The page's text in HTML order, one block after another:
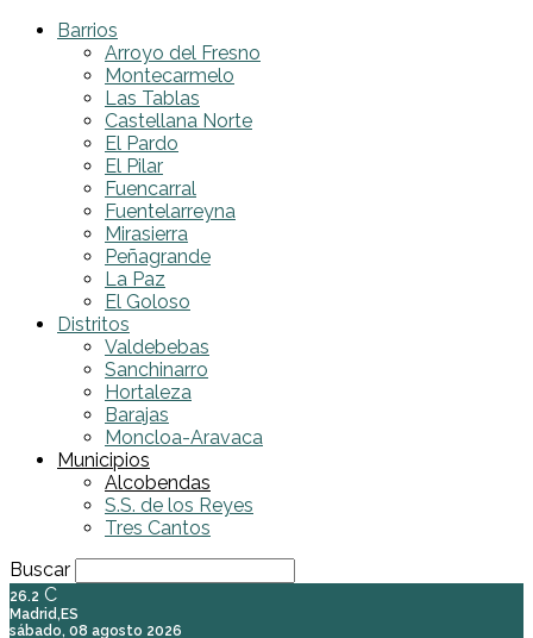
Barrios
Arroyo del Fresno
Montecarmelo
Las Tablas
Castellana Norte
El Pardo
El Pilar
Fuencarral
Fuentelarreyna
Mirasierra
Peñagrande
La Paz
El Goloso
Distritos
Valdebebas
Sanchinarro
Hortaleza
Barajas
Moncloa-Aravaca
Municipios
Alcobendas
S.S. de los Reyes
Tres Cantos
Buscar
26.2 C
Madrid,ES
sábado, 08 agosto 2026